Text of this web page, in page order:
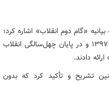
«گام دوم انقلاب» اشاره کرد؛
بیانیه‌ای که رهبر معظم انقلاب در سال ۱۳۹۷ و در پایان چهل‌سالگی انقلاب
دادند.
تشریح و تأکید کرد که بدون